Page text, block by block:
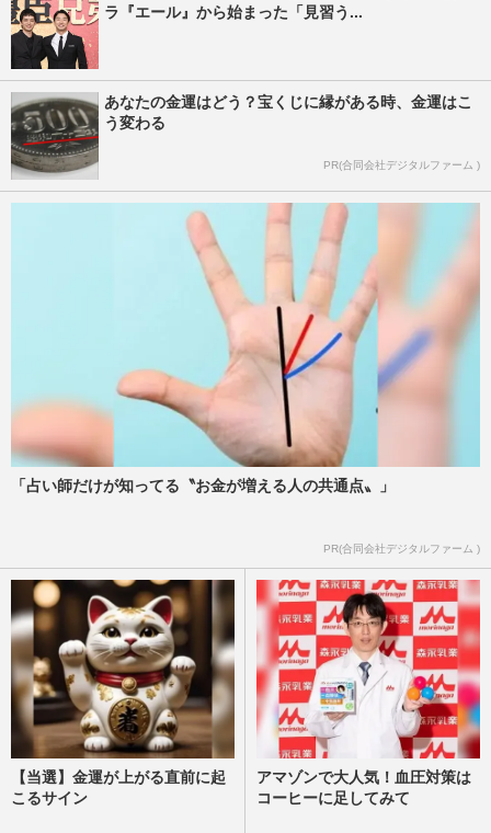
ラ『エール』から始まった「見習う...
あなたの金運はどう？宝くじに縁がある時、金運はこ
う変わる
PR(合同会社デジタルファーム )
「占い師だけが知ってる〝お金が増える人の共通点〟」
PR(合同会社デジタルファーム )
【当選】金運が上がる直前に起
こるサイン
アマゾンで大人気！血圧対策は
コーヒーに足してみて